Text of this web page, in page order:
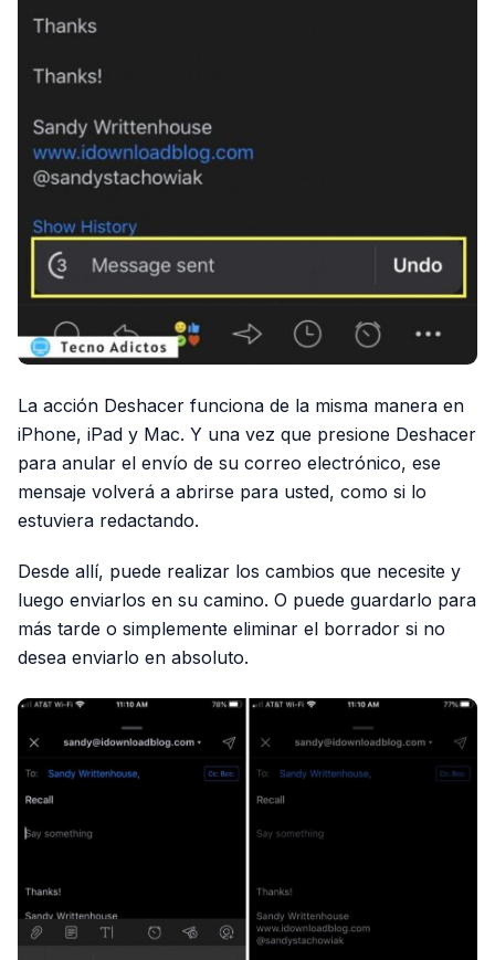
La acción Deshacer funciona de la misma manera en
iPhone, iPad y Mac. Y una vez que presione Deshacer
para anular el envío de su correo electrónico, ese
mensaje volverá a abrirse para usted, como si lo
estuviera redactando.
Desde allí, puede realizar los cambios que necesite y
luego enviarlos en su camino. O puede guardarlo para
más tarde o simplemente eliminar el borrador si no
desea enviarlo en absoluto.